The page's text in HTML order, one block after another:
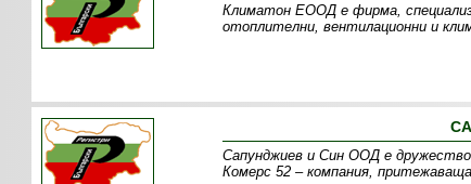
Климатон ЕООД е фирма,
отоплителни, вентилационни и
Сапунджиев и Син ООД е
Комерс 52 – компания,